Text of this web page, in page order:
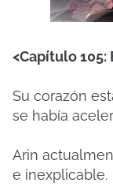
<Capítulo 105:
Su corazón
se había
Arin
e inexplicable.